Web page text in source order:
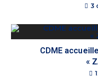
3
CDME
«